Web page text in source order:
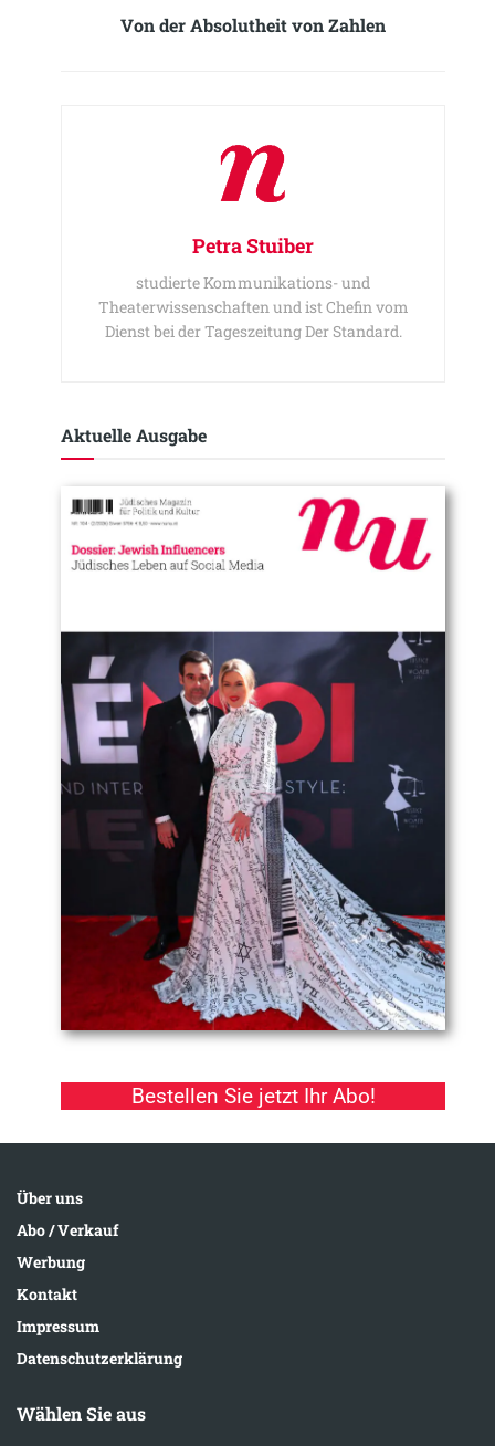
Von der Absolutheit von Zahlen
Petra Stuiber
studierte Kommunikations- und
Theaterwissenschaften und ist Chefin vom
Dienst bei der Tageszeitung Der Standard.
Aktuelle Ausgabe​
Bestellen Sie jetzt Ihr Abo!
Über uns
Abo / Verkauf
Werbung
Kontakt
Impressum
Datenschutzerklärung
Wählen Sie aus